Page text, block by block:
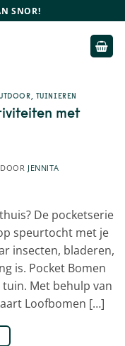
SNOR!
, TUINIEREN
met
DOOR JENNITA
De pocketserie
speurtocht met je
insecten, bladeren,
is. Pocket Bomen
Met behulp van
Loofbomen […]